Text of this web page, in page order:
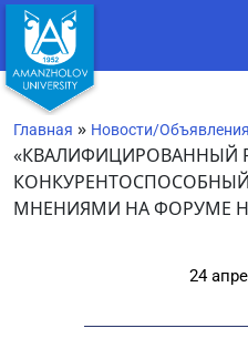
Главная » Новости/Объявления
«КВАЛИФИЦИРОВАННЫЙ
МНЕНИЯМИ НА ФОРУМЕ
24